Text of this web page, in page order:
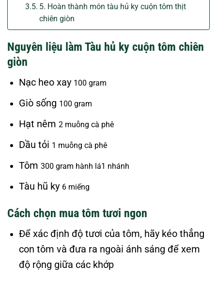
5. Hoàn thành món tàu hủ ky cuộn tôm thịt
chiên giòn
Nguyên liệu làm Tàu hủ ky cuộn tôm chiên
giòn
Nạc heo xay 100 gram
Giò sống 100 gram
Hạt nêm 2 muỗng cà phê
Dầu tỏi 1 muỗng cà phê
Tôm 300 gram hành lá1 nhánh
Tàu hũ ky 6 miếng
Cách chọn mua tôm tươi ngon
Để xác định độ tươi của tôm, hãy kéo thẳng
con tôm và đưa ra ngoài ánh sáng để xem
độ rộng giữa các khớp